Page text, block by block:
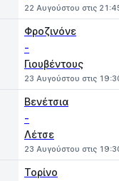
22 Αυγούστου στις
Φροζινόνε
-
Γιουβέντους
23 Αυγούστου στις
Βενέτσια
-
Λέτσε
23 Αυγούστου στις
Τορίνο